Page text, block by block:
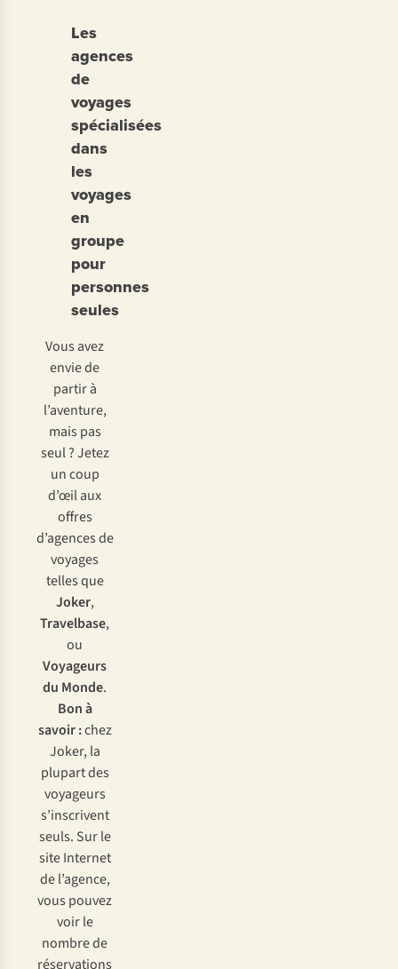
Les
agences
de
voyages
spécialisées
dans
les
voyages
en
groupe
pour
personnes
seules
Vous avez
envie de
partir à
l’aventure,
mais pas
seul ? Jetez
un coup
d’œil aux
offres
d’agences de
voyages
telles que
Joker,
Travelbase,
ou
Voyageurs
du Monde.
Bon à
savoir :chez
Joker, la
plupart des
voyageurs
s’inscrivent
seuls. Sur le
site Internet
de l’agence,
vous pouvez
voir le
nombre de
réservations